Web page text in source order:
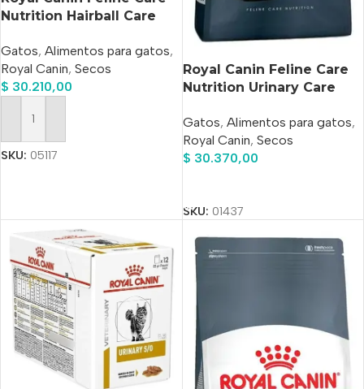
Nutrition Hairball Care
Gatos, Alimentos para gatos,
Royal Canin, Secos
$ 30.210,00
Añadir Al Carrito
SKU: 05117
Royal Canin Feline Care
Nutrition Urinary Care
Mix En Bolsa De 1.5 kg
Gatos, Alimentos para gatos,
Royal Canin, Secos
$ 30.370,00
SKU: 01437